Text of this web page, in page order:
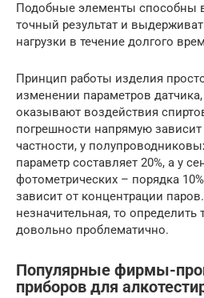
Подобные элементы способны
точный результат и
нагрузки в течение долгого
Принцип работы изделия
изменении параметров датчика,
оказывают воздействия
погрешности напрямую зависит
частности, у
параметр составляет 20%, а у
фотометрических – порядка
зависит от концентрации
незначительная, то определить
довольно проблематично.
Популярные фирмы-
приборов для